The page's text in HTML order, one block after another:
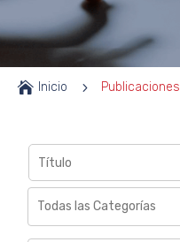
 Inicio 5 Publicaciones